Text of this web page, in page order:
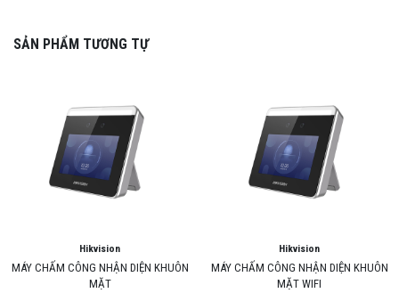
SẢN PHẨM TƯƠNG TỰ
Hikvision
MÁY CHẤM CÔNG NHẬN DIỆN KHUÔN
MẶT
Hikvision
MÁY CHẤM CÔNG NHẬN DIỆN KHUÔN
MẶT WIFI